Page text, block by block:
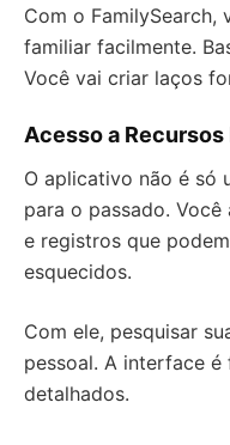
Com o FamilySearch,
familiar facilmente.
Você vai criar laços
Acesso a
O aplicativo não é só
para o passado.
e registros que
esquecidos.
Com ele, pesquisar
pessoal. A interface
detalhados.